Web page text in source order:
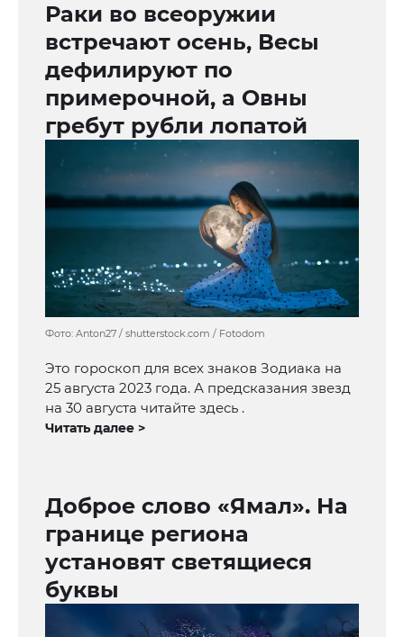
Раки во всеоружии
встречают осень, Весы
дефилируют по
примерочной, а Овны
гребут рубли лопатой
Фото: Anton27 / shutterstock.com / Fotodom
Это гороскоп для всех знаков Зодиака на
25 августа 2023 года. А предсказания звезд
на 30 августа читайте здесь .
Читать далее >
Доброе слово «Ямал». На
границе региона
установят светящиеся
буквы